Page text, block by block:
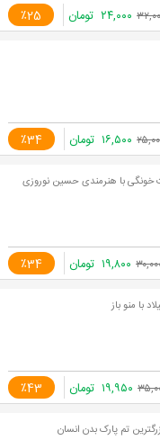
٪25 ۲۴,۰۰۰ تومان
٪34 ۱۶,۵۰۰ تومان
با هنرمندی حسین نوروزی
٪34 ۱۹,۸۰۰ تومان
با منو باز
٪43 ۱۹,۹۵۰ تومان
تم پارک بدن انسان